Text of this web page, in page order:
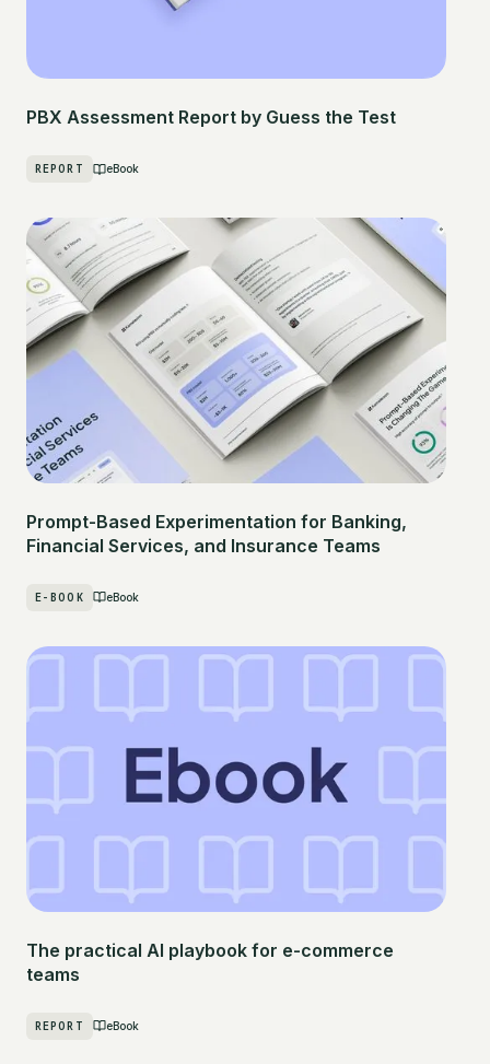
PBX Assessment Report by Guess the Test
REPORT eBook
Prompt-Based Experimentation for Banking,
Financial Services, and Insurance Teams
E-BOOK eBook
The practical AI playbook for e-commerce
teams
REPORT eBook